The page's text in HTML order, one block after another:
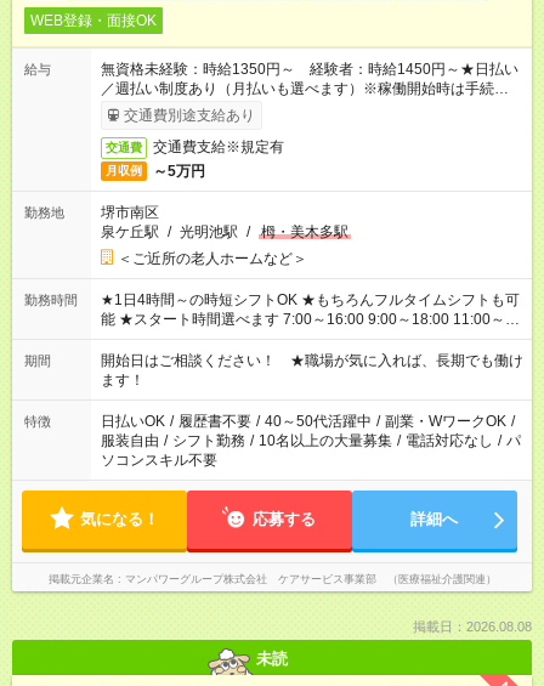
WEB登録・面接OK
給与
無資格未経験：時給1350円～ 経験者：時給1450円～★日払い
／週払い制度あり（月払いも選べます）※稼働開始時は手続き完
了次第のお支払いとなります。
交通費別途支給あり
交通費 交通費支給※規定有
月収例 ～5万円
勤務地
堺市南区
泉ケ丘駅 / 光明池駅 / 栂・美木多駅
＜ご近所の老人ホームなど＞
勤務時間
★1日4時間～の時短シフトOK ★もちろんフルタイムシフトも可
能 ★スタート時間選べます 7:00～16:00 9:00～18:00 11:00～
20:00 など 残業なし！ ※Wワークの場合、他のお仕事と合わせ
週40時間超の就業はご案内できません ※法令に基づき、週20時
間以上勤務は社会保険への加入対象となります ※労働者派遣法
（日雇い派遣の原則禁止）により、短時間・短期間の就業はご
案内が難しい場合があります
期間
開始日はご相談ください！ ★職場が気に入れば、長期でも働け
ます！
特徴 日払いOK / 履歴書不要 / 40～50代活躍中 / 副業・WワークOK /
服装自由 / シフト勤務 / 10名以上の大量募集 / 電話対応なし / パ
ソコンスキル不要
気になる！ 応募する 詳細へ
掲載元企業名 マンパワーグループ株式会社 ケアサービス事業部 （医療福祉介護関連）
掲載日：2026.08.08
未読